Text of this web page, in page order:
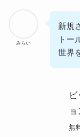
みらい
新規
トー
世界
ョ
無